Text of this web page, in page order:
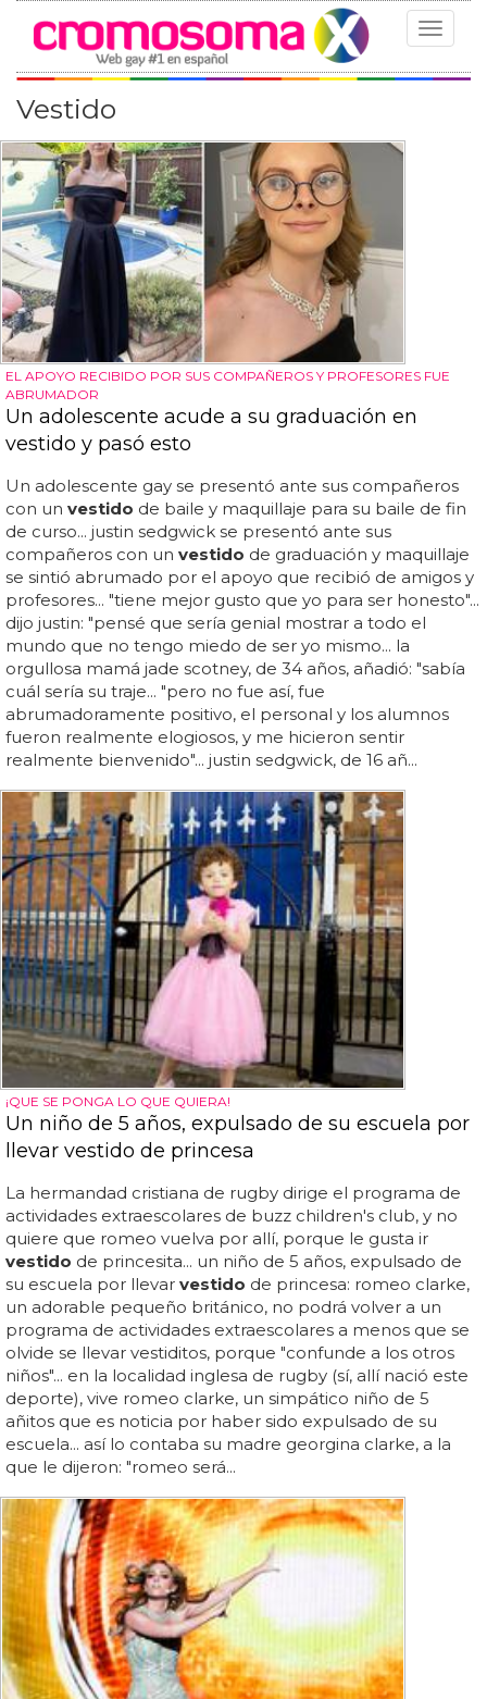
Toggle
Vestido
EL APOYO RECIBIDO POR SUS COMPAÑEROS Y PROFESORES FUE
ABRUMADOR
Un adolescente acude a su graduación en
vestido y pasó esto
Un adolescente gay se presentó ante sus compañeros
con un vestido de baile y maquillaje para su baile de fin
de curso... justin sedgwick se presentó ante sus
compañeros con un vestido de graduación y maquillaje
se sintió abrumado por el apoyo que recibió de amigos y
profesores... "tiene mejor gusto que yo para ser honesto"...
dijo justin: "pensé que sería genial mostrar a todo el
mundo que no tengo miedo de ser yo mismo... la
orgullosa mamá jade scotney, de 34 años, añadió: "sabía
cuál sería su traje... "pero no fue así, fue
abrumadoramente positivo, el personal y los alumnos
fueron realmente elogiosos, y me hicieron sentir
realmente bienvenido"... justin sedgwick, de 16 añ...
¡QUE SE PONGA LO QUE QUIERA!
Un niño de 5 años, expulsado de su escuela por
llevar vestido de princesa
La hermandad cristiana de rugby dirige el programa de
actividades extraescolares de buzz children's club, y no
quiere que romeo vuelva por allí, porque le gusta ir
vestido de princesita... un niño de 5 años, expulsado de
su escuela por llevar vestido de princesa: romeo clarke,
un adorable pequeño británico, no podrá volver a un
programa de actividades extraescolares a menos que se
olvide se llevar vestiditos, porque "confunde a los otros
niños"... en la localidad inglesa de rugby (sí, allí nació este
deporte), vive romeo clarke, un simpático niño de 5
añitos que es noticia por haber sido expulsado de su
escuela... así lo contaba su madre georgina clarke, a la
que le dijeron: "romeo será...